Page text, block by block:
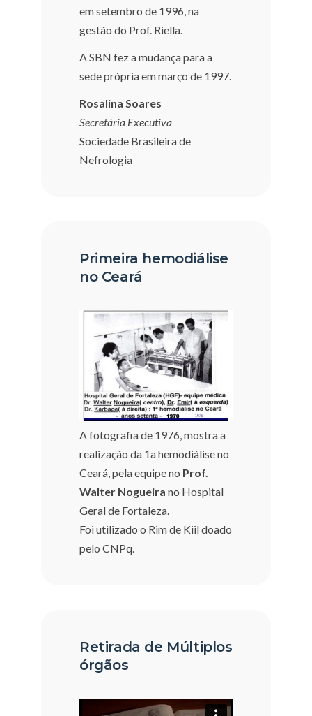
em setembro de 1996, na
gestão do Prof. Riella.
A SBN fez a mudança para a
sede própria em março de 1997.
Rosalina Soares
Secretária Executiva
Sociedade Brasileira de
Nefrologia
Primeira hemodiálise
no Ceará
A fotografia de 1976, mostra a
realização da 1a hemodiálise no
Ceará, pela equipe no Prof.
Walter Nogueira no Hospital
Geral de Fortaleza.
Foi utilizado o Rim de Kiil doado
pelo CNPq.
Retirada de Múltiplos
órgãos